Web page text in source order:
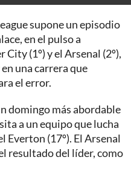
supone un episodio
en el pulso a
(1º) y el Arsenal (2º),
una carrera que
el error.
domingo más abordable
a un equipo que lucha
Everton (17º). El Arsenal
resultado del líder, como